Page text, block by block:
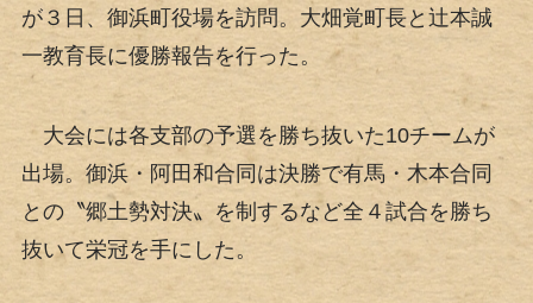
が３日、御浜町役場を訪問。大畑覚町長と辻本誠
一教育長に優勝報告を行った。
大会には各支部の予選を勝ち抜いた10チームが
出場。御浜・阿田和合同は決勝で有馬・木本合同
との〝郷土勢対決〟を制するなど全４試合を勝ち
抜いて栄冠を手にした。